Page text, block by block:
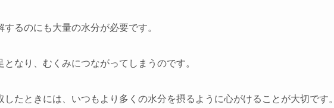
るのにも大量の水分が必要です。
なり、むくみにつながってしまうのです。
たときには、いつもより多くの水分を摂るように心がけることが大切です。